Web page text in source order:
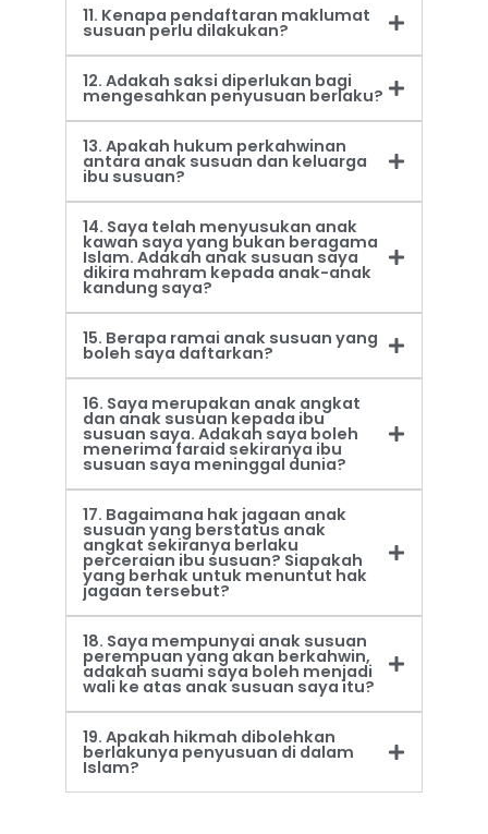
11. Kenapa pendaftaran maklumat
susuan perlu dilakukan?
12. Adakah saksi diperlukan bagi
mengesahkan penyusuan berlaku?
13. Apakah hukum perkahwinan
antara anak susuan dan keluarga
ibu susuan?
14. Saya telah menyusukan anak
kawan saya yang bukan beragama
Islam. Adakah anak susuan saya
dikira mahram kepada anak-anak
kandung saya?
15. Berapa ramai anak susuan yang
boleh saya daftarkan?
16. Saya merupakan anak angkat
dan anak susuan kepada ibu
susuan saya. Adakah saya boleh
menerima faraid sekiranya ibu
susuan saya meninggal dunia?
17. Bagaimana hak jagaan anak
susuan yang berstatus anak
angkat sekiranya berlaku
perceraian ibu susuan? Siapakah
yang berhak untuk menuntut hak
jagaan tersebut?
18. Saya mempunyai anak susuan
perempuan yang akan berkahwin,
adakah suami saya boleh menjadi
wali ke atas anak susuan saya itu?
19. Apakah hikmah dibolehkan
berlakunya penyusuan di dalam
Islam?